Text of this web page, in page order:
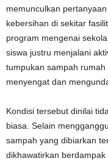
memunculkan
kebersihan di sekitar
program mengenai
siswa justru menjalani
tumpukan sampah
menyengat dan
Kondisi tersebut dinilai
biasa. Selain
sampah yang dibiarkan
dikhawatirkan